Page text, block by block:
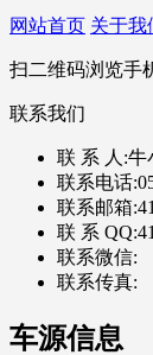
网站首页 关于我
扫二维码浏览手
联系我们
联 系 人:牛
联系电话:
联系邮箱:
联 系 QQ:
联系微信:
联系传真:
车源信息